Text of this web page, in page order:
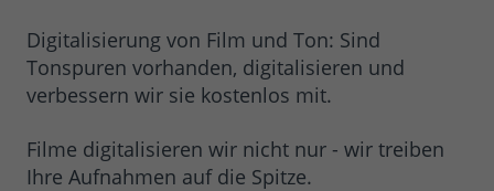
Digitalisierung von Film und Ton: Sind
Tonspuren vorhanden, digitalisieren und
verbessern wir sie kostenlos mit.
Filme digitalisieren wir nicht nur - wir treiben
Ihre Aufnahmen auf die Spitze.